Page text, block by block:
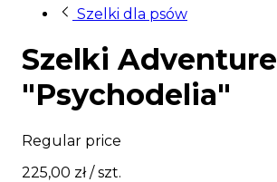
Szelki dla psów
Szelki Adventure
"Psychodelia"
Regular price
225,00 zł/ szt.